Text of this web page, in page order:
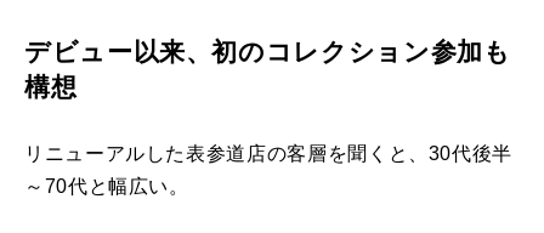
デビュー以来、初のコレクション参加も
構想
リニューアルした表参道店の客層を聞くと、30代後半
～70代と幅広い。